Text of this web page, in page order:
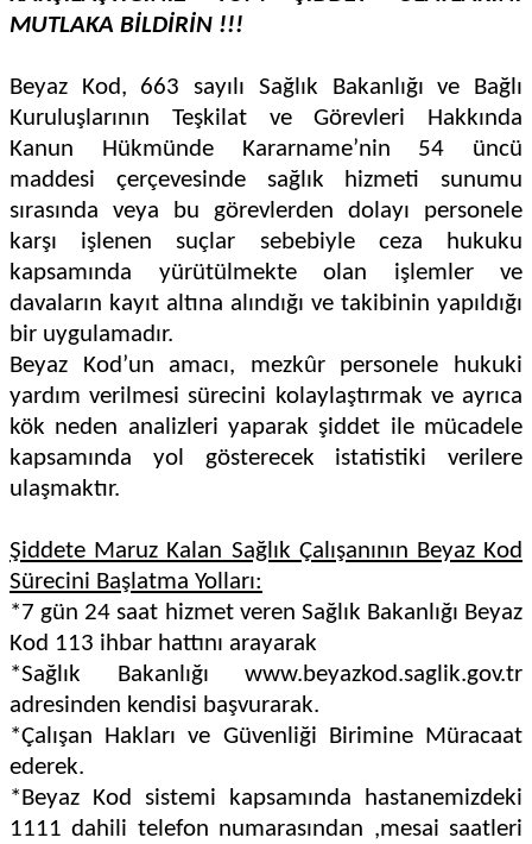
MUTLAKA BİLDİRİN !!!
Beyaz Kod, 663 sayılı Sağlık Bakanlığı ve Bağlı
Kuruluşlarının Teşkilat ve Görevleri Hakkında
Kanun Hükmünde Kararname’nin 54 üncü
maddesi çerçevesinde sağlık hizmeti sunumu
sırasında veya bu görevlerden dolayı personele
karşı işlenen suçlar sebebiyle ceza hukuku
kapsamında yürütülmekte olan işlemler ve
davaların kayıt altına alındığı ve takibinin yapıldığı
bir uygulamadır.
Beyaz Kod’un amacı, mezkûr personele hukuki
yardım verilmesi sürecini kolaylaştırmak ve ayrıca
kök neden analizleri yaparak şiddet ile mücadele
kapsamında yol gösterecek istatistiki verilere
ulaşmaktır.
Şiddete Maruz Kalan Sağlık Çalışanının Beyaz Kod
Sürecini Başlatma Yolları:
*7 gün 24 saat hizmet veren Sağlık Bakanlığı Beyaz
Kod 113 ihbar hattını arayarak
*Sağlık Bakanlığı www.beyazkod.saglik.gov.tr
adresinden kendisi başvurarak.
*Çalışan Hakları ve Güvenliği Birimine Müracaat
ederek.
*Beyaz Kod sistemi kapsamında hastanemizdeki
1111 dahili telefon numarasından ,mesai saatleri